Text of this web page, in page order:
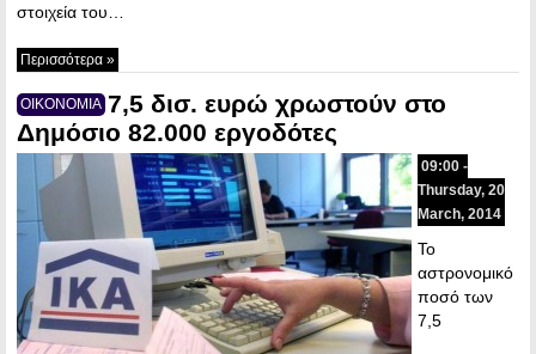
στοιχεία του…
Περισσότερα »
ΟΙΚΟΝΟΜΙΑ 7,5 δισ. ευρώ χρωστούν στο
Δημόσιο 82.000 εργοδότες
09:00 -
Thursday, 20
March, 2014
Το
αστρονομικό
ποσό των
7,5